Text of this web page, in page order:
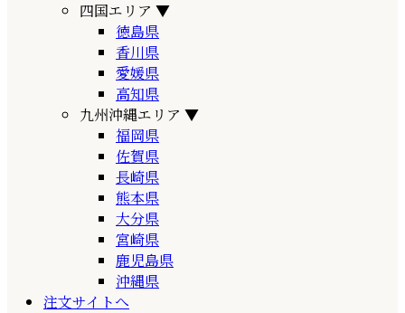
四国エリア ▼
徳島県
香川県
愛媛県
高知県
九州沖縄エリア ▼
福岡県
佐賀県
長崎県
熊本県
大分県
宮崎県
鹿児島県
沖縄県
注文サイトへ